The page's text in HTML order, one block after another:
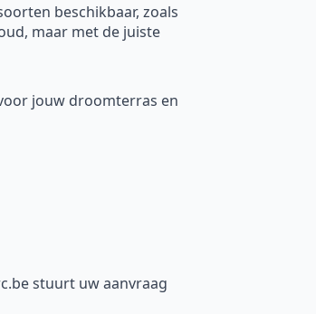
beschikbaar, zoals
maar met de juiste
jouw droomterras en
stuurt uw aanvraag